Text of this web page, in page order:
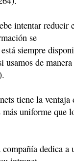
intentar reducir
se
siempre
usamos de
tiene la
más uniforme que
dedica a